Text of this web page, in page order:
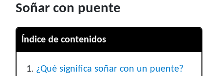
Soñar con puente
Índice de contenidos
¿Qué significa soñar con un puente?